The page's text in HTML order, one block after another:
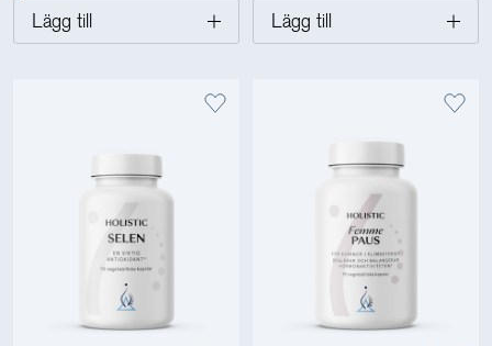
Lägg till Lägg till